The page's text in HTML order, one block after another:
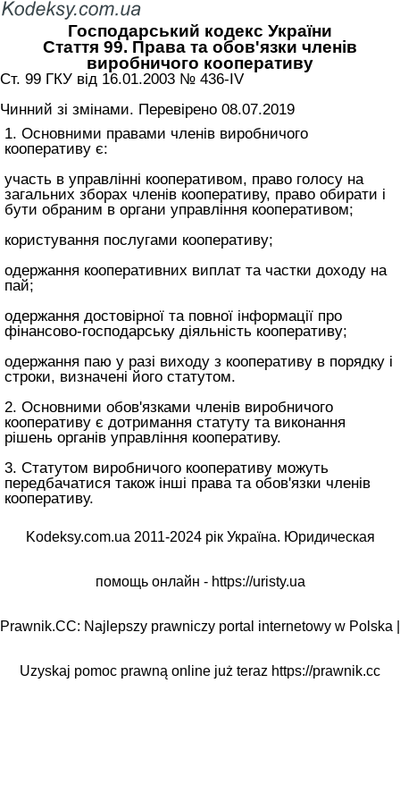
Господарський кодекс України
Стаття 99. Права та обов'язки членів
виробничого кооперативу
Ст. 99 ГКУ від 16.01.2003 № 436-IV
Чинний зі змінами. Перевірено 08.07.2019
1. Основними правами членів виробничого
кооперативу є:
участь в управлінні кооперативом, право голосу на
загальних зборах членів кооперативу, право обирати і
бути обраним в органи управління кооперативом;
користування послугами кооперативу;
одержання кооперативних виплат та частки доходу на
пай;
одержання достовірної та повної інформації про
фінансово-господарську діяльність кооперативу;
одержання паю у разі виходу з кооперативу в порядку і
строки, визначені його статутом.
2. Основними обов'язками членів виробничого
кооперативу є дотримання статуту та виконання
рішень органів управління кооперативу.
3. Статутом виробничого кооперативу можуть
передбачатися також інші права та обов'язки членів
кооперативу.
Kodeksy.com.ua 2011-2024 рік Україна. Юридическая
помощь онлайн - https://uristy.ua
Prawnik.CC: Najlepszy prawniczy portal internetowy w Polska |
Uzyskaj pomoc prawną online już teraz https://prawnik.cc